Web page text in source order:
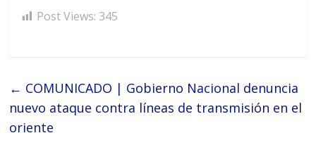
Post Views: 345
← COMUNICADO | Gobierno Nacional denuncia
nuevo ataque contra líneas de transmisión en el
oriente